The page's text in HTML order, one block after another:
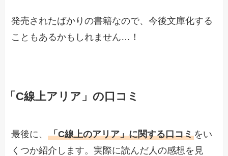
発売されたばかりの書籍なので、今後文庫化する
こともあるかもしれません…！
「C線上アリア」の口コミ
最後に、「C線上のアリア」に関する口コミをい
くつか紹介します。実際に読んだ人の感想を見